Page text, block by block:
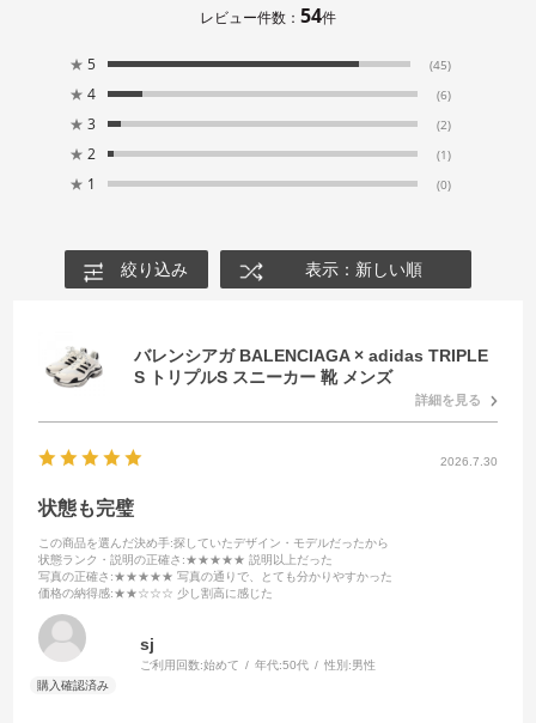
レビュー件数： 54件
★ 5 (45)
★ 4 (6)
★ 3 (2)
★ 2 (1)
★ 1 (0)
絞り込み 表示：新しい順
バレンシアガ BALENCIAGA × adidas TRIPLE
S トリプルS スニーカー 靴 メンズ
詳細を見る
2026.7.30
状態も完璧
この商品を選んだ決め手:探していたデザイン・モデルだったから
状態ランク・説明の正確さ :★★★★★ 説明以上だった
写真の正確さ :★★★★★ 写真の通りで、とても分かりやすかった
価格の納得感:★★☆☆☆ 少し割高に感じた
sj
ご利用回数:始めて 年代:50代 性別:男性